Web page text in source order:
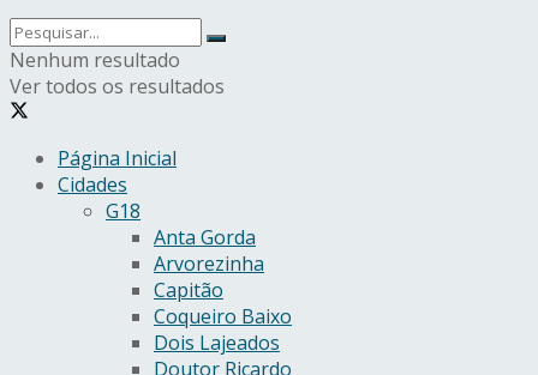
Nenhum resultado
Ver todos os resultados
Página Inicial
Cidades
G18
Anta Gorda
Arvorezinha
Capitão
Coqueiro Baixo
Dois Lajeados
Doutor Ricardo